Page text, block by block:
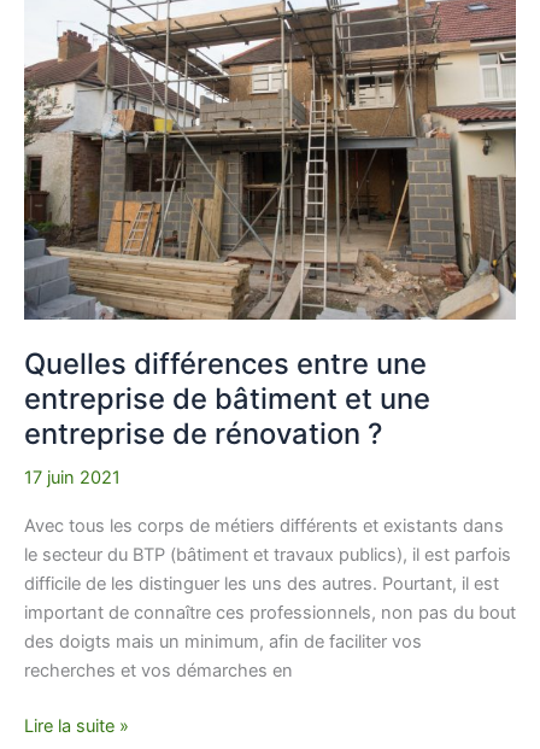
Quelles différences entre une
entreprise de bâtiment et une
entreprise de rénovation ?
17 juin 2021
Avec tous les corps de métiers différents et existants dans
le secteur du BTP (bâtiment et travaux publics), il est parfois
difficile de les distinguer les uns des autres. Pourtant, il est
important de connaître ces professionnels, non pas du bout
des doigts mais un minimum, afin de faciliter vos
recherches et vos démarches en
entre
entreprise
de
bâtiment
et
une
entreprise
de
rénovation
?
Lire la suite »